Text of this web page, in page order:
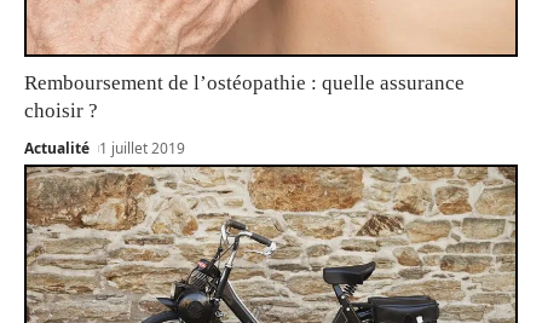
Remboursement de l’ostéopathie : quelle assurance
choisir ?
Actualité 1 juillet 2019